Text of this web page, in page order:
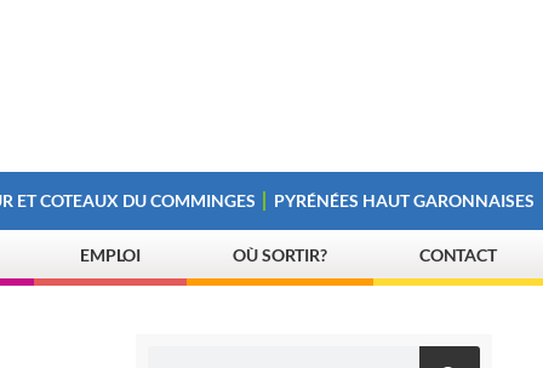
ET COTEAUX DU COMMINGES PYRÉNÉES HAUT GARONNAISES
EMPLOI OÙ SORTIR? CONTACT